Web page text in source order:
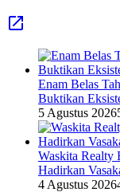
Enam Belas
Buktikan
5 Agustus 2026
Waskita Realty
Hadirkan
4 Agustus 2026